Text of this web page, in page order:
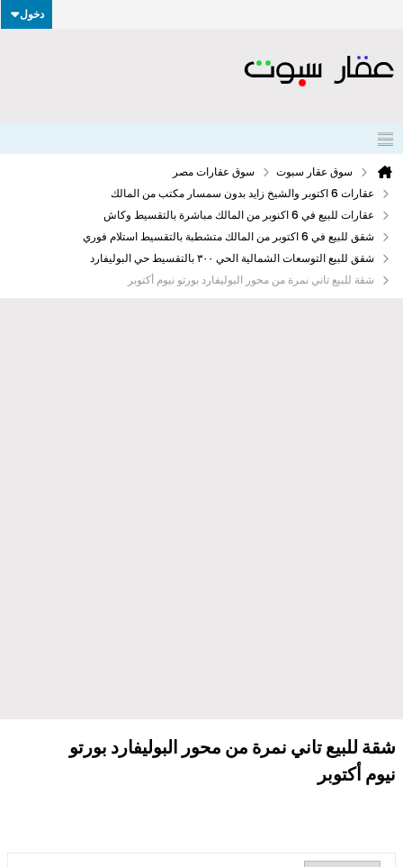
دخول
سوق عقار سبوت
سوق عقارات مصر
عقارات 6 اكتوبر والشيخ زايد بدون سمسار مكتب من المالك
عقارات للبيع في 6 اكنوبر من المالك مباشرة بالتقسيط وكاش
شقق للبيع في 6 اكتوبر من المالك متشطبة بالتقسيط استلام فوري
شقق للبيع التوسعات الشمالية الحي ٣٠٠ بالتقسيط حي البوليفارد
شقة للبيع تاني نمرة من محور البوليفارد بورتو نيوم أكتوبر
شقة للبيع تاني نمرة من محور البوليفارد بورتو
نيوم أكتوبر